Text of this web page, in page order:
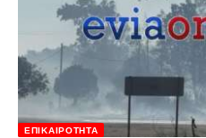
ΕΠΙΚΑΙΡΌΤΗΤΑ